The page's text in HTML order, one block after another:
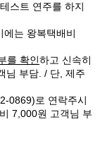
스트 연주를 하지
에는 왕복택배비
를 확인하고 신속히
님 부담. / 단, 제주
0869)로 연락주시
7,000원 고객님 부